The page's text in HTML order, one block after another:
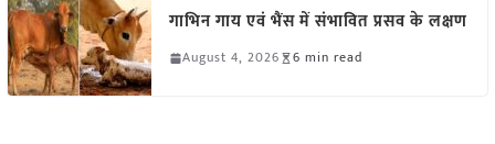
गाभिन गाय एवं भैंस में संभावित प्रसव के लक्षण
August 4, 2026 6 min read